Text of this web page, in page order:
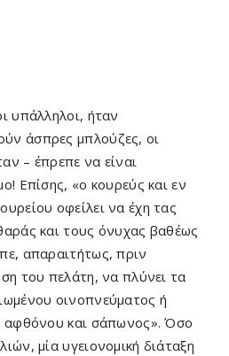
υπάλληλοι, ήταν
άσπρες μπλούζες, οι
– έπρεπε να είναι
Επίσης, «ο κουρεύς και εν
οφείλει να έχη τας
και τους όνυχας βαθέως
απαραιτήτως, πριν
του πελάτη, να πλύνει τα
οινοπνεύματος ή
αφθόνου και σάπωνος». Όσο
μία υγειονομική διάταξη